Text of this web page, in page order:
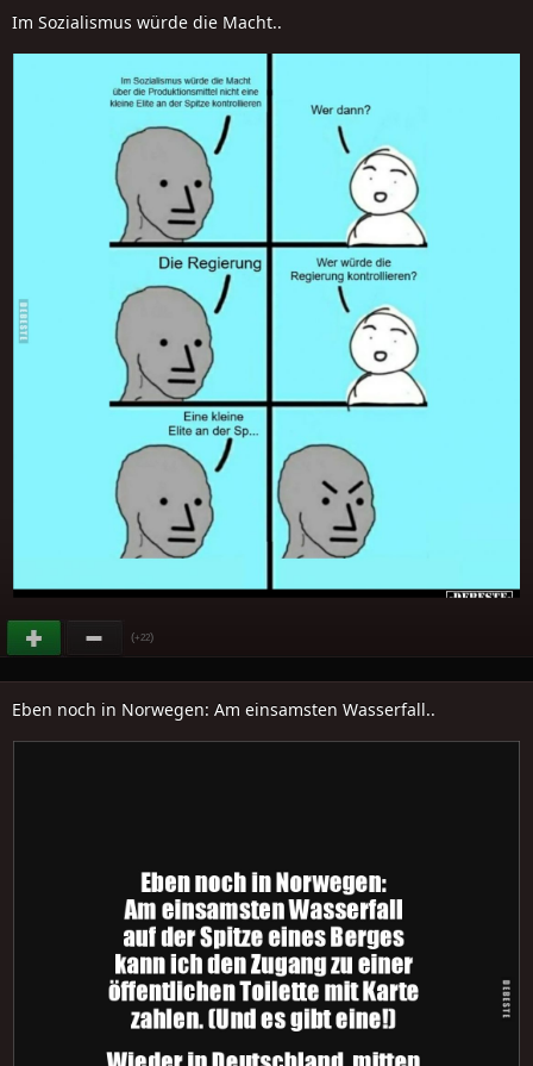
Im Sozialismus würde die Macht..
(+22)
Eben noch in Norwegen: Am einsamsten Wasserfall..